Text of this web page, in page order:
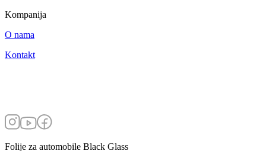
Kompanija
O nama
Kontakt
Folije za automobile Black Glass